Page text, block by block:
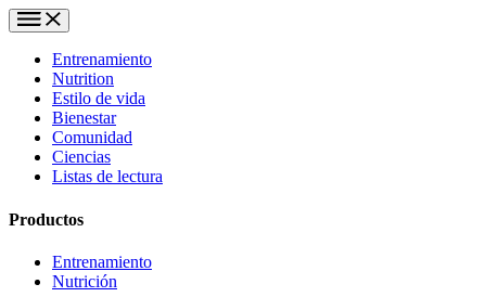
Entrenamiento
Nutrition
Estilo de vida
Bienestar
Comunidad
Ciencias
Listas de lectura
Productos
Entrenamiento
Nutrición